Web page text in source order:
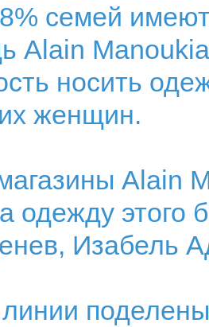
семей
Alain
носить
женщин.
Alain
одежду этого
Изабель